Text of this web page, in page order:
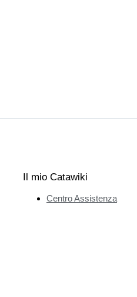
Il mio Catawiki
Centro Assistenza